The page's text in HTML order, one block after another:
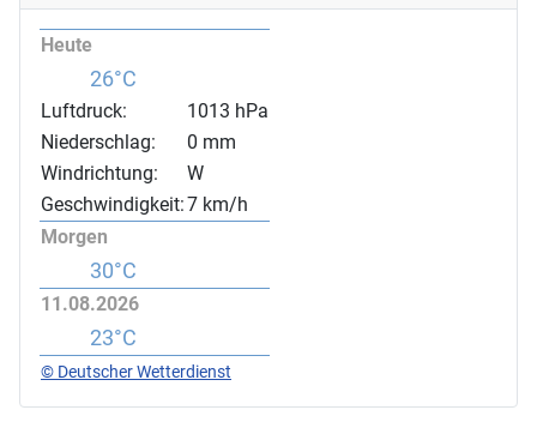
Heute
26°C
Luftdruck:
1013 hPa
Niederschlag:
0 mm
Windrichtung:
W
Geschwindigkeit:7 km/h
Morgen
30°C
11.08.2026
23°C
© Deutscher Wetterdienst